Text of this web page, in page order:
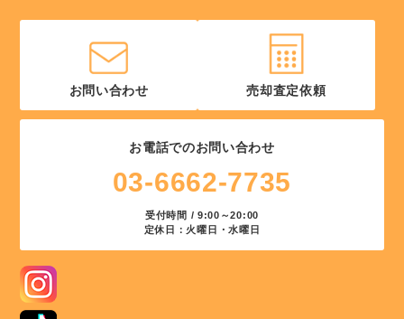
お電話でのお問い合わせ
03-6662-7735
受付時間 / 9:00～20:00
定休日：火曜日・水曜日
お問い合わせ 売却査定依頼